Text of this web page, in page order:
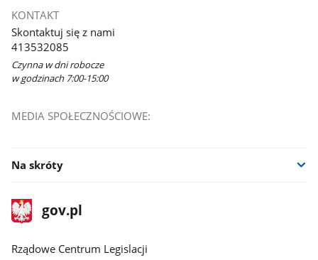
KONTAKT
Skontaktuj się z nami
413532085
Czynna w dni robocze
w godzinach 7:00-15:00
MEDIA SPOŁECZNOŚCIOWE:
Na skróty
stopka
gov.plStrona
gov.pl
Rządowe Centrum Legislacji